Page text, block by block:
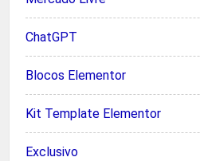
ChatGPT
Blocos Elementor
Kit Template Elementor
Exclusivo